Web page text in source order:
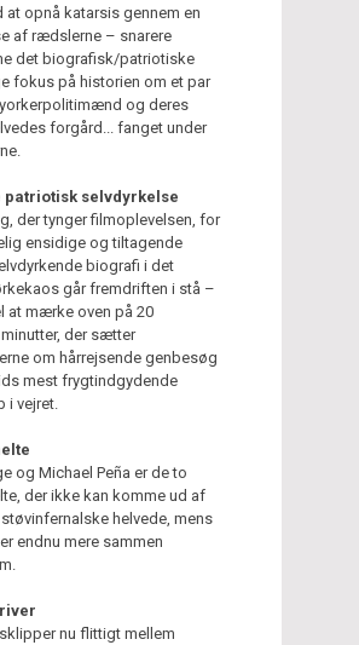
at opnå katarsis gennem en
af rædslerne – snarere
det biografisk/patriotiske
fokus på historien om et par
og deres
forgård... fanget under
patriotisk selvdyrkelse
der tynger filmoplevelsen, for
ensidige og tiltagende
biografi i det
går fremdriften i stå –
at mærke oven på 20
der sætter
om hårrejsende genbesøg
mest frygtindgydende
i vejret.
og Michael Peña er de to
der ikke kan komme ud af
helvede, mens
endnu mere sammen
nu flittigt mellem